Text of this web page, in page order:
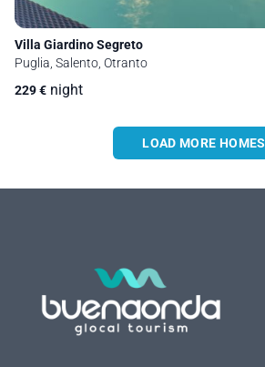
Villa Giardino Segreto
Puglia, Salento, Otranto
229€ night
LOAD MORE HOMES